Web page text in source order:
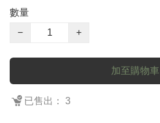
數量
−
+
加至購物車
已售出： 3